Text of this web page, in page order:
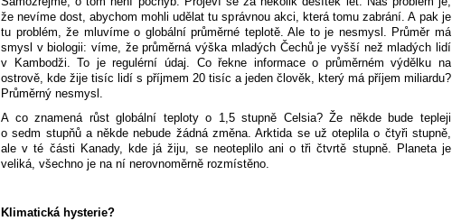
že nevíme dost, abychom mohli udělat tu správnou akci, která tomu zabrání. A pak je
tu problém, že mluvíme o globální průměrné teplotě. Ale to je nesmysl. Průměr má
smysl v biologii: víme, že průměrná výška mladých Čechů je vyšší než mladých lidí
v Kambodži. To je regulérní údaj. Co řekne informace o průměrném výdělku na
ostrově, kde žije tisíc lidí s příjmem 20 tisíc a jeden člověk, který má příjem miliardu?
Průměrný nesmysl.
A co znamená růst globální teploty o 1,5 stupně Celsia? Že někde bude tepleji
o sedm stupňů a někde nebude žádná změna. Arktida se už oteplila o čtyři stupně,
ale v té části Kanady, kde já žiju, se neoteplilo ani o tři čtvrtě stupně. Planeta je
veliká, všechno je na ní nerovnoměrně rozmístěno.
Klimatická hysterie?